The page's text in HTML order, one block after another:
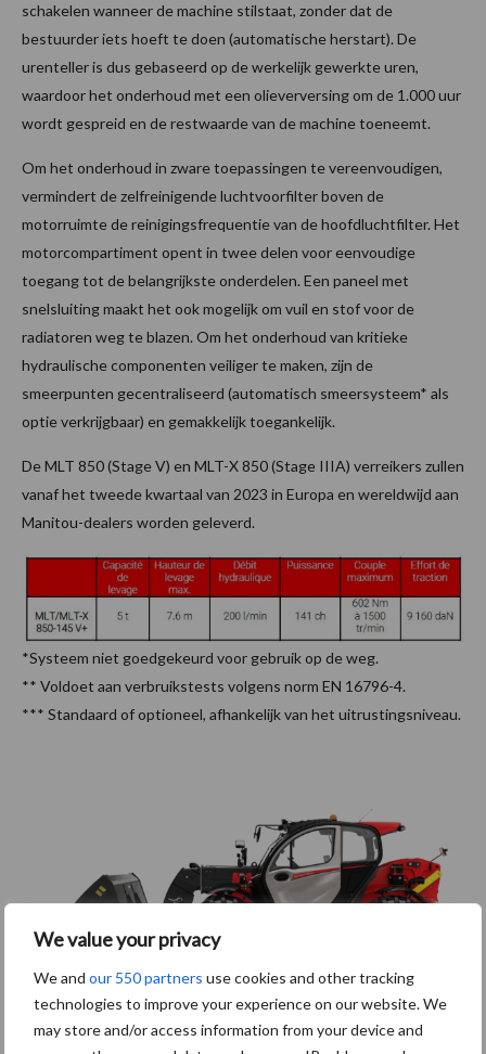
We value your privacy
We and our 550 partners use cookies and other tracking
technologies to improve your experience on our website. We
may store and/or access information from your device and
schakelen wanneer de machine stilstaat, zonder dat de
bestuurder iets hoeft te doen (automatische herstart). De
urenteller is dus gebaseerd op de werkelijk gewerkte uren,
waardoor het onderhoud met een olieverversing om de 1.000 uur
wordt gespreid en de restwaarde van de machine toeneemt.
Om het onderhoud in zware toepassingen te vereenvoudigen,
vermindert de zelfreinigende luchtvoorfilter boven de
motorruimte de reinigingsfrequentie van de hoofdluchtfilter. Het
motorcompartiment opent in twee delen voor eenvoudige
toegang tot de belangrijkste onderdelen. Een paneel met
snelsluiting maakt het ook mogelijk om vuil en stof voor de
radiatoren weg te blazen. Om het onderhoud van kritieke
hydraulische componenten veiliger te maken, zijn de
smeerpunten gecentraliseerd (automatisch smeersysteem* als
optie verkrijgbaar) en gemakkelijk toegankelijk.
De MLT 850 (Stage V) en MLT-X 850 (Stage IIIA) verreikers zullen
vanaf het tweede kwartaal van 2023 in Europa en wereldwijd aan
Manitou-dealers worden geleverd.
*Systeem niet goedgekeurd voor gebruik op de weg.
** Voldoet aan verbruikstests volgens norm EN 16796-4.
*** Standaard of optioneel, afhankelijk van het uitrustingsniveau.